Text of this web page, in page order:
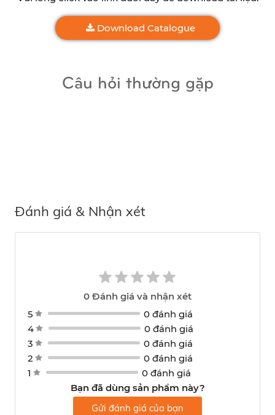
Download Catalogue
Câu hỏi thường gặp
Đánh giá & Nhận xét
0 Đánh giá và nhận xét
5
0 đánh giá
4
0 đánh giá
3
0 đánh giá
2
0 đánh giá
1
0 đánh giá
Bạn đã dùng sản phẩm này?
Gửi đánh giá của bạn